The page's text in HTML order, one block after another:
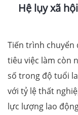
Hệ lụy xã
Tiến trình chuyển
tiêu việc làm còn
số trong độ tuổi
với tỷ lệ thất
lực lượng lao